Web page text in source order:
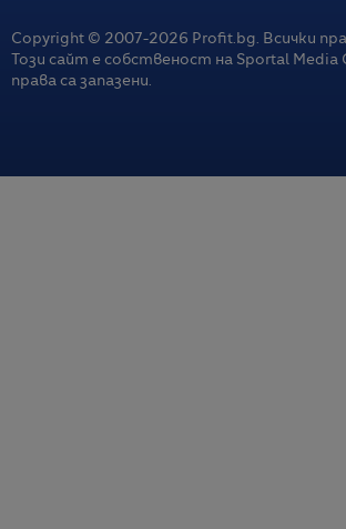
Copyright © 2007-2026 Profit.bg. Всички
Този сайт е собственост на Sportal Media
права са запазени.